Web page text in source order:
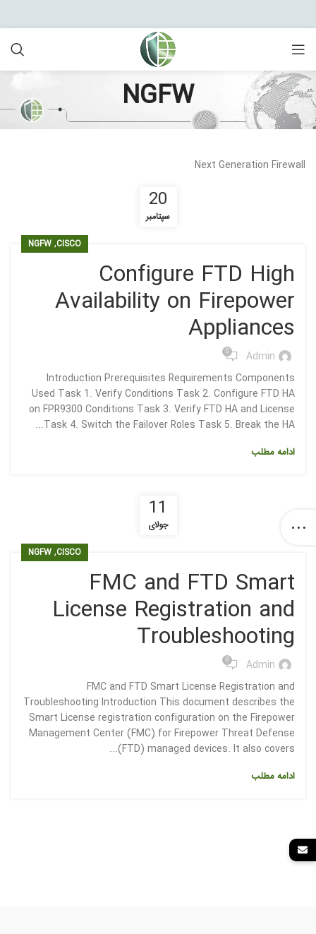
NGFW
Next Generation Firewall
20
سپتامبر
CISCO
,
NGFW
Configure FTD High
Availability on Firepower
Appliances
Admin
0
Introduction Prerequisites Requirements Components
Used Task 1. Verify Conditions Task 2. Configure FTD HA
on FPR9300 Conditions Task 3. Verify FTD HA and License
Task 4. Switch the Failover Roles Task 5. Break the HA...
ادامه مطلب
11
جولای
CISCO
,
NGFW
FMC and FTD Smart
License Registration and
Troubleshooting
Admin
0
FMC and FTD Smart License Registration and
Troubleshooting Introduction This document describes the
Smart License registration configuration on the Firepower
Management Center (FMC) for Firepower Threat Defense
(FTD) managed devices. It also covers...
ادامه مطلب